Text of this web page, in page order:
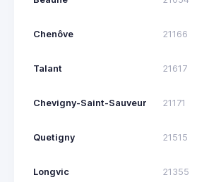
Chenôve 21166
Talant 21617
Chevigny-Saint-Sauveur 21171
Quetigny 21515
Longvic 21355